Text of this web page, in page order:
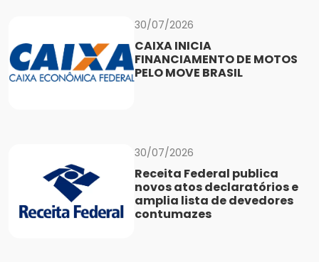
30/07/2026
CAIXA INICIA
FINANCIAMENTO DE MOTOS
PELO MOVE BRASIL
30/07/2026
Receita Federal publica
novos atos declaratórios e
amplia lista de devedores
contumazes